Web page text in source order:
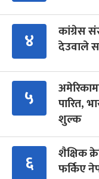
४
कांग्रेस
देउवाले
५
पारित,
शुल्क
६
शैक्षिक
फर्किए